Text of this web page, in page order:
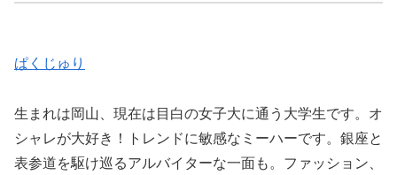
ぱくじゅり
生まれは岡山、現在は目白の女子大に通う大学生です。オ
シャレが大好き！トレンドに敏感なミーハーです。銀座と
表参道を駆け巡るアルバイターな一面も。ファッション、